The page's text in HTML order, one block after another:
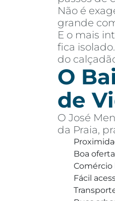
Não é
grande
E o mais
fica
do
O
de
O José
da Praia,
Boa
Comércio
Fácil